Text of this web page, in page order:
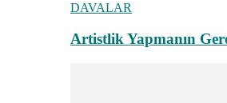
DAVALAR
Artistlik Yapmanın